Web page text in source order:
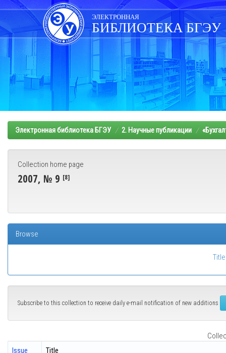
Skip
navigation
ЭЛЕКТРОННАЯ
БИБЛИОТЕКА БГЭУ
Электронная библиотека БГЭУ 2. Научные публикации
Collection home page
2007, № 9 [8]
Browse
Title
Subscribe to this collection to receive daily e-mail notification of new additions
Issue
Title